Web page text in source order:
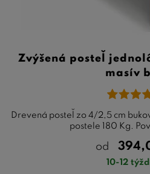
Zvýšená posteľ
masív
Drevená posteľ zo 4/2,5 cm
postele 180 Kg.
od
10-12